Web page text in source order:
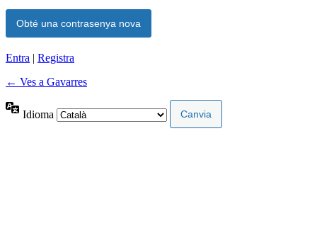
Entra | Registra
← Ves a Gavarres
Idioma